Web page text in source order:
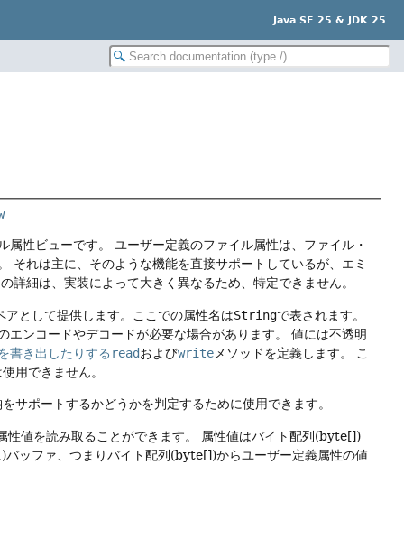
Java SE 25 & JDK 25
性ビューです。
ユーザー定義のファイル属性は、ファイル・
それは主に、そのような機能を直接サポートしているが、エミ
詳細は、実装によって大きく異なるため、特定できません。
として提供します。ここでの属性名はStringで表されます。
ンコードやデコードが必要な場合があります。
値には不透明
書き出したりする readおよびwrite メソッドを定義します。
こ
用できません。
サポートするかどうかを判定するために使用できます。
性値を読み取ることができます。
属性値はバイト配列(byte[])
バッファ、つまりバイト配列(byte[])からユーザー定義属性の値